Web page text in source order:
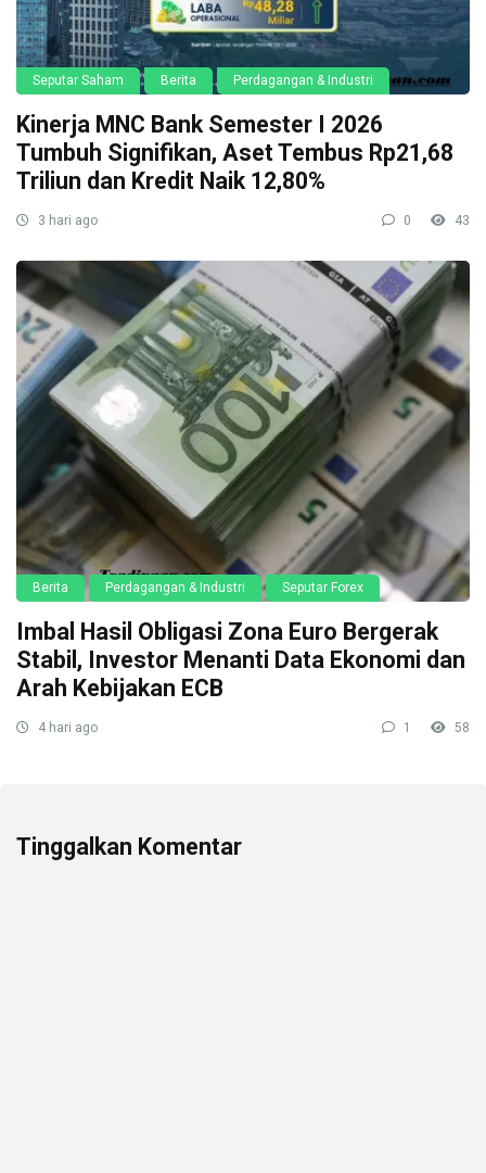
Seputar Saham Berita Perdagangan & Industri
Kinerja MNC Bank Semester I 2026
Tumbuh Signifikan, Aset Tembus Rp21,68
Triliun dan Kredit Naik 12,80%
3 hari ago 0 43
Berita Perdagangan & Industri Seputar Forex
Imbal Hasil Obligasi Zona Euro Bergerak
Stabil, Investor Menanti Data Ekonomi dan
Arah Kebijakan ECB
4 hari ago 1 58
Tinggalkan Komentar